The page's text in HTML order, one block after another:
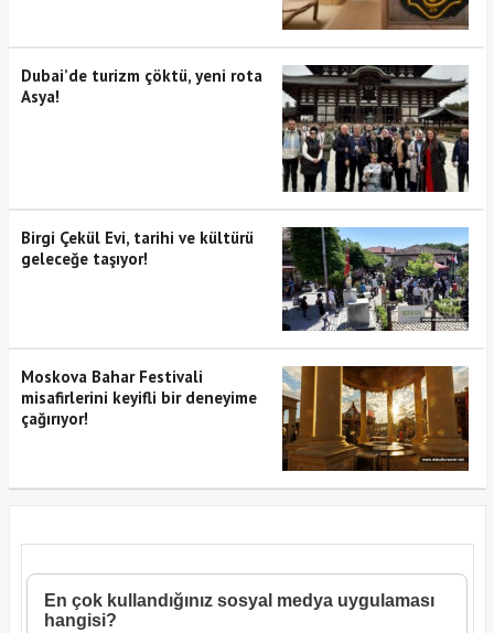
Dubai’de turizm çöktü, yeni rota
Asya!
Birgi Çekül Evi, tarihi ve kültürü
geleceğe taşıyor!
Moskova Bahar Festivali
misafirlerini keyifli bir deneyime
çağırıyor!
En çok kullandığınız sosyal medya uygulaması
hangisi?